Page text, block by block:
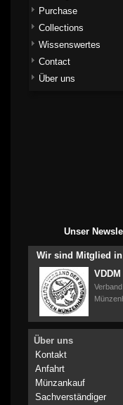
Purchase
Collections
Wissenswertes
Contact
Über uns
Unser
Wir sind Mitglied
VDDM
Über uns
Kontakt
Anfahrt
Münzankauf
Sachverständiger